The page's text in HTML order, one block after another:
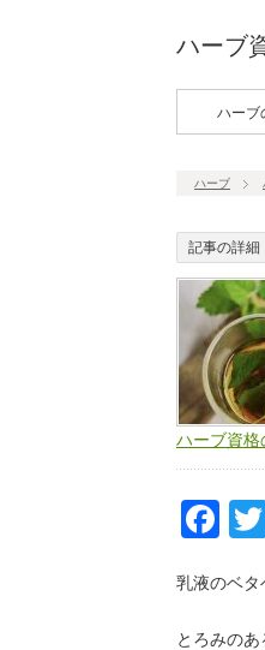
ハーブ
ハーブ
ハーブ
記事の詳細
ハーブ資格
乳液のベタ
とろみのあ